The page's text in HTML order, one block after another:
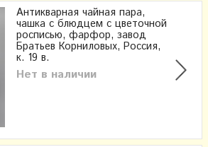
Антикварная чайная пара,
чашка с блюдцем с цветочной
росписью, фарфор, завод
Братьев Корниловых, Россия,
к. 19 в.
Нет в наличии